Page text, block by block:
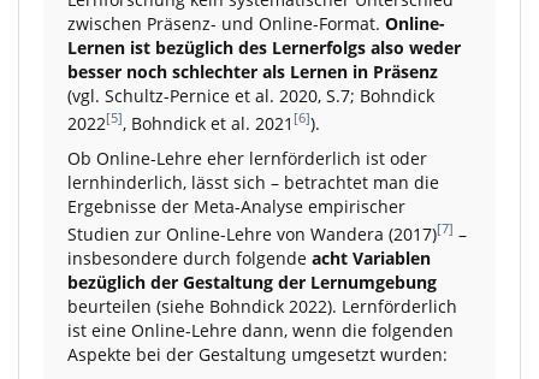
zwischen Präsenz- und Online-Format. Online-
Lernen ist bezüglich des Lernerfolgs also weder
besser noch schlechter als Lernen in Präsenz
(vgl. Schultz-Pernice et al. 2020, S.7; Bohndick
2022[5], Bohndick et al. 2021 [6]).
Ob Online-Lehre eher lernförderlich ist oder
lernhinderlich, lässt sich – betrachtet man die
Ergebnisse der Meta-Analyse empirischer
Studien zur Online-Lehre von Wandera (2017)[7] –
insbesondere durch folgende acht Variablen
bezüglich der Gestaltung der Lernumgebung
beurteilen (siehe Bohndick 2022). Lernförderlich
ist eine Online-Lehre dann, wenn die folgenden
Aspekte bei der Gestaltung umgesetzt wurden: